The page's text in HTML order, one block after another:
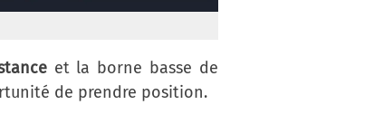
et la borne basse de
de prendre position.